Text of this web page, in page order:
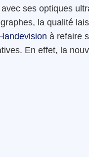
ses optiques
la qualité
à refaire
En effet, la